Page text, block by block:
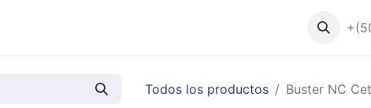
Todos los productos Buster NC